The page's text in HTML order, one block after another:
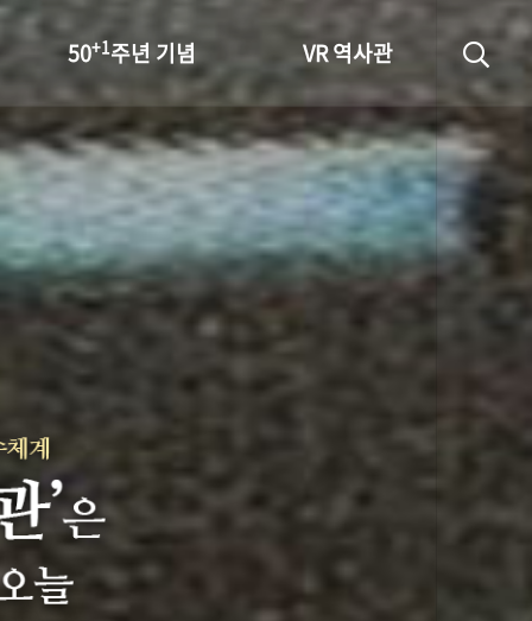
50+1주년 기념
성과 50선
숫자로 보는 50년
50
주년 광장
세계와 함께 한 KIHASA
VR 역사관